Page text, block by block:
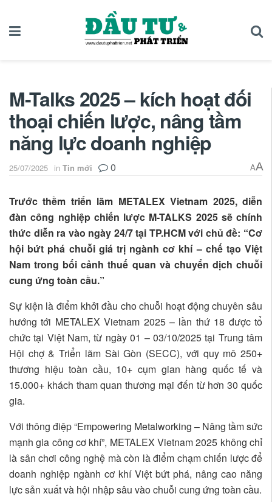
M-Talks 2025 – kích hoạt đối
thoại chiến lược, nâng tầm
năng lực doanh nghiệp
25/07/2025 in Tin mới 0 AA
Trước thềm triển lãm METALEX Vietnam 2025, diễn
đàn công nghiệp chiến lược M-TALKS 2025 sẽ chính
thức diễn ra vào ngày 24/7 tại TP.HCM với chủ đề: “Cơ
hội bứt phá chuỗi giá trị ngành cơ khí – chế tạo Việt
Nam trong bối cảnh thuế quan và chuyển dịch chuỗi
cung ứng toàn cầu.”
Sự kiện là điểm khởi đầu cho chuỗi hoạt động chuyên sâu
hướng tới METALEX Vietnam 2025 – lần thứ 18 được tổ
chức tại Việt Nam, từ ngày 01 – 03/10/2025 tại Trung tâm
Hội chợ & Triển lãm Sài Gòn (SECC), với quy mô 250+
thương hiệu toàn cầu, 10+ cụm gian hàng quốc tế và
15.000+ khách tham quan thương mại đến từ hơn 30 quốc
gia.
Với thông điệp “Empowering Metalworking – Nâng tầm sức
mạnh gia công cơ khí”, METALEX Vietnam 2025 không chỉ
là sân chơi công nghệ mà còn là điểm chạm chiến lược để
doanh nghiệp ngành cơ khí Việt bứt phá, nâng cao năng
lực sản xuất và hội nhập sâu vào chuỗi cung ứng toàn cầu.